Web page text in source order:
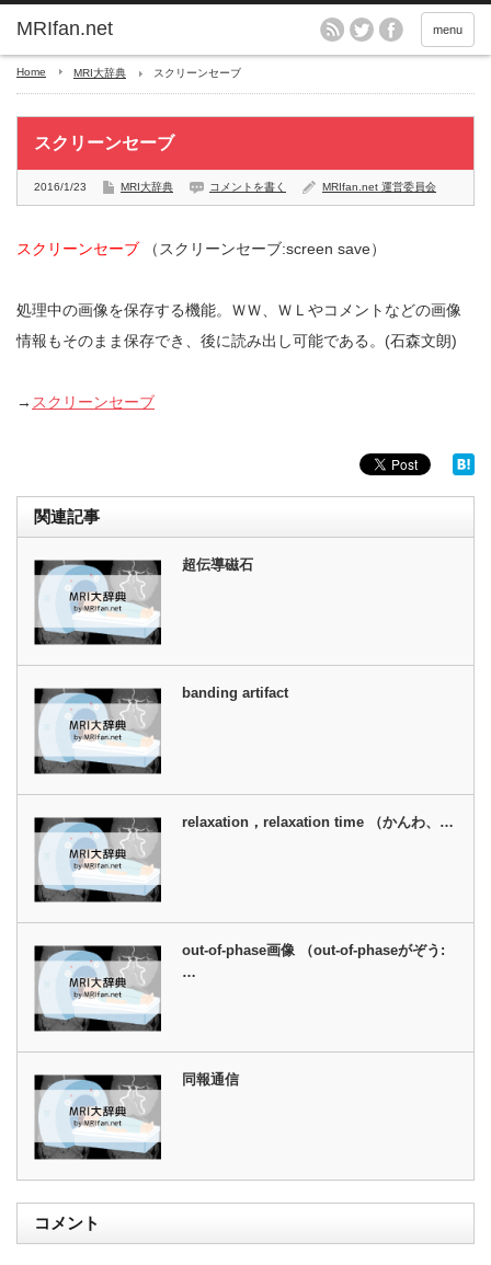
MRIfan.net menu
Home MRI大辞典 スクリーンセーブ
スクリーンセーブ
2016/1/23 MRI大辞典 コメントを書く MRIfan.net 運営委員会
スクリーンセーブ （スクリーンセーブ:screen save）
処理中の画像を保存する機能。ＷＷ、ＷＬやコメントなどの画像
情報もそのまま保存でき、後に読み出し可能である。(石森文朗)
→ スクリーンセーブ
関連記事
超伝導磁石
banding artifact
relaxation，relaxation time （かんわ、…
out-of-phase画像 （out-of-phaseがぞう:
…
同報通信
コメント